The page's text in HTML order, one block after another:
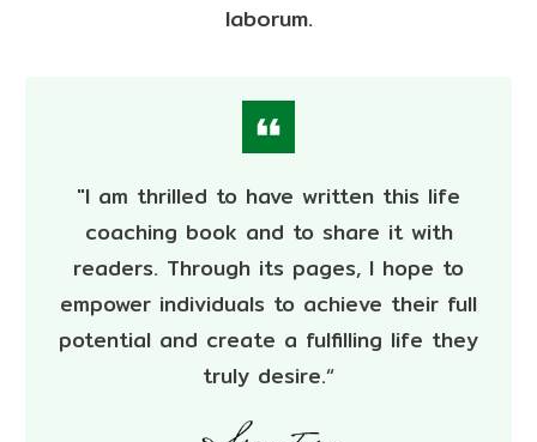
laborum.
"I am thrilled to have written this life
coaching book and to share it with
readers. Through its pages, I hope to
empower individuals to achieve their full
potential and create a fulfilling life they
truly desire.“